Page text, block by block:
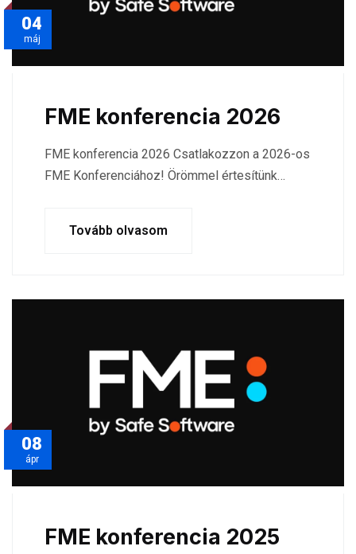
04
máj
FME konferencia 2026
FME konferencia 2026 Csatlakozzon a 2026-os
FME Konferenciához! Örömmel értesítünk…
Tovább olvasom
08
ápr
FME konferencia 2025